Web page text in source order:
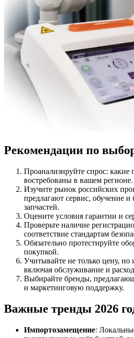
Рекомендации по
Проанализируйте спрос: какие
востребованы в вашем регионе.
Изучите рынок российских
предлагают сервис, обучение
запчастей.
Оцените условия гарантии и
Проверьте наличие
соответствие стандартам
Обязательно протестируйте
покупкой.
Учитывайте не только цену, но
включая обслуживание и
Выбирайте бренды,
и маркетинговую поддержку.
Важные тренды 2026
Импортозамещение: